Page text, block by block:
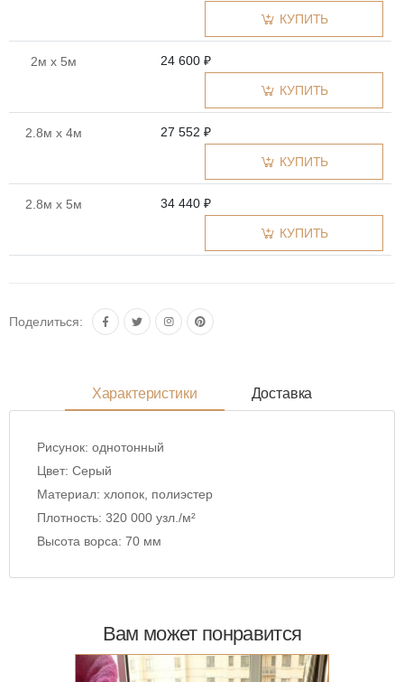
КУПИТЬ
2м x 5м 24 600 ₽
КУПИТЬ
2.8м x 4м 27 552 ₽
КУПИТЬ
2.8м x 5м 34 440 ₽
КУПИТЬ
Поделиться:
Характеристики Доставка
Рисунок: однотонный
Цвет: Серый
Материал: хлопок, полиэстер
Плотность: 320 000 узл./м²
Высота ворса: 70 мм
Вам может понравится